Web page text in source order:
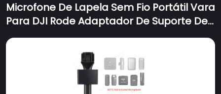
Microfone De Lapela Sem Fio Portátil Vara
Para DJI Rode Adaptador De Suporte De
Alça De Com Espuma De Pára-Brisa
Transmi